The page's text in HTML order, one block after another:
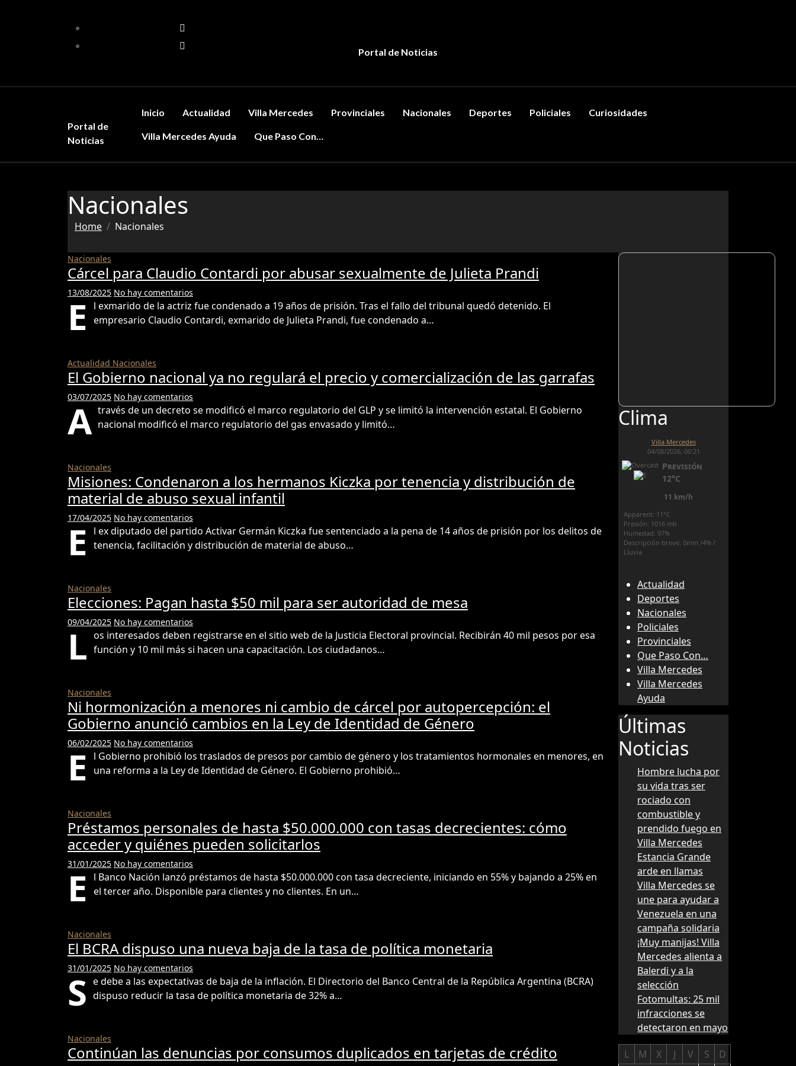
Portal de Noticias
Portal de
Noticias
Inicio Actualidad Villa Mercedes Provinciales Nacionales Deportes Policiales Curiosidades
Villa Mercedes Ayuda Que Paso Con…
Nacionales
Home Nacionales
Nacionales
Cárcel para Claudio Contardi por abusar sexualmente de Julieta Prandi
13/08/2025 No hay comentarios
E
l exmarido de la actriz fue condenado a 19 años de prisión. Tras el fallo del tribunal quedó detenido. El
empresario Claudio Contardi, exmarido de Julieta Prandi, fue condenado a…
Actualidad Nacionales
El Gobierno nacional ya no regulará el precio y comercialización de las garrafas
03/07/2025 No hay comentarios
A través de un decreto se modificó el marco regulatorio del GLP y se limitó la intervención estatal. El Gobierno
nacional modificó el marco regulatorio del gas envasado y limitó…
Nacionales
Misiones: Condenaron a los hermanos Kiczka por tenencia y distribución de
material de abuso sexual infantil
17/04/2025 No hay comentarios
E
l ex diputado del partido Activar Germán Kiczka fue sentenciado a la pena de 14 años de prisión por los delitos de
tenencia, facilitación y distribución de material de abuso…
Nacionales
Elecciones: Pagan hasta $50 mil para ser autoridad de mesa
09/04/2025 No hay comentarios
L os interesados deben registrarse en el sitio web de la Justicia Electoral provincial. Recibirán 40 mil pesos por esa
función y 10 mil más si hacen una capacitación. Los ciudadanos…
Nacionales
Ni hormonización a menores ni cambio de cárcel por autopercepción: el
Gobierno anunció cambios en la Ley de Identidad de Género
06/02/2025 No hay comentarios
E
l Gobierno prohibió los traslados de presos por cambio de género y los tratamientos hormonales en menores, en
una reforma a la Ley de Identidad de Género. El Gobierno prohibió…
Nacionales
Préstamos personales de hasta $50.000.000 con tasas decrecientes: cómo
acceder y quiénes pueden solicitarlos
31/01/2025 No hay comentarios
E
l Banco Nación lanzó préstamos de hasta $50.000.000 con tasa decreciente, iniciando en 55% y bajando a 25% en
el tercer año. Disponible para clientes y no clientes. En un…
Nacionales
El BCRA dispuso una nueva baja de la tasa de política monetaria
31/01/2025 No hay comentarios
S e debe a las expectativas de baja de la inflación. El Directorio del Banco Central de la República Argentina (BCRA)
dispuso reducir la tasa de política monetaria de 32% a…
Nacionales
Continúan las denuncias por consumos duplicados en tarjetas de crédito
Clima
Villa Mercedes
04/08/2026, 00:21
Previsión
12°C
11 km/h
Apparent: 11°C
Presión: 1016 mb
Humedad: 97%
Descripción breve: 0mm /4% /
Lluvia
Actualidad
Deportes
Nacionales
Policiales
Provinciales
Que Paso Con…
Villa Mercedes
Villa Mercedes
Ayuda
Últimas
Noticias
Hombre lucha por
su vida tras ser
rociado con
combustible y
prendido fuego en
Villa Mercedes
Estancia Grande
arde en llamas
Villa Mercedes se
une para ayudar a
Venezuela en una
campaña solidaria
¡Muy manijas! Villa
Mercedes alienta a
Balerdi y a la
selección
Fotomultas: 25 mil
infracciones se
detectaron en mayo
L M X J V S
D